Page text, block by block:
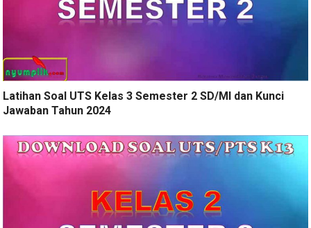
Latihan Soal UTS Kelas 3 Semester 2 SD/MI dan Kunci
Jawaban Tahun 2024